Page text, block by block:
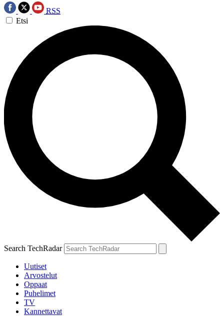
RSS
Etsi
Search TechRadar
Uutiset
Arvostelut
Oppaat
Puhelimet
TV
Kannettavat